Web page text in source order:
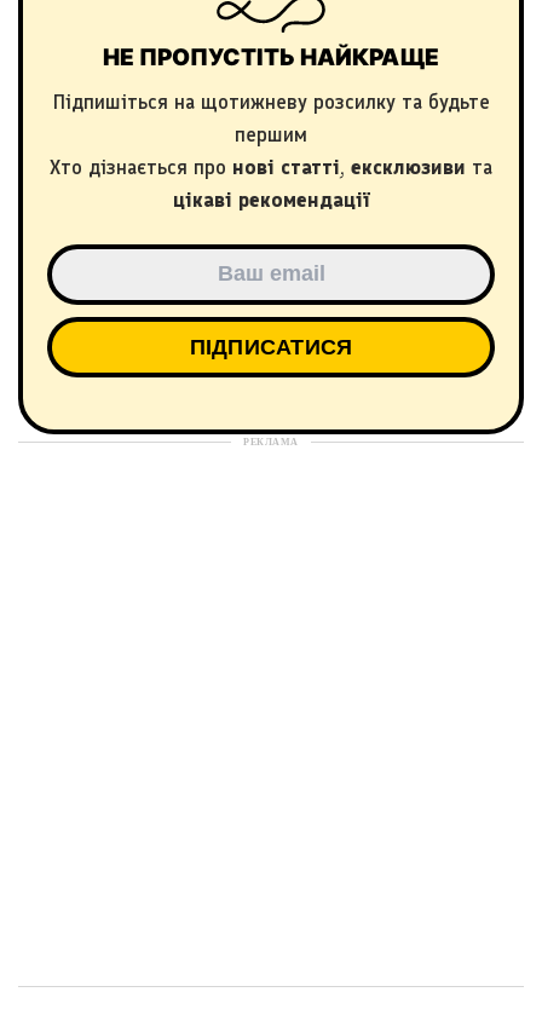
НЕ ПРОПУСТІТЬ НАЙКРАЩЕ
Підпишіться на щотижневу розсилку та будьте
першим
Хто дізнається про нові статті, ексклюзиви та
цікаві рекомендації
РЕКЛАМА